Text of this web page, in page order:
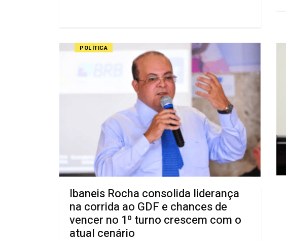
POLÍTICA
Ibaneis Rocha consolida liderança
na corrida ao GDF e chances de
vencer no 1º turno crescem com o
atual cenário